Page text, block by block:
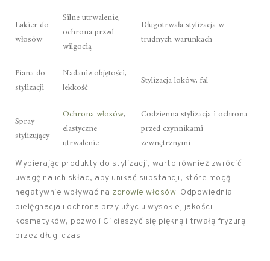
Lakier do
włosów
Silne utrwalenie,
ochrona przed
wilgocią
Długotrwała stylizacja w
trudnych warunkach
Piana do
stylizacji
Nadanie objętości,
lekkość
Stylizacja loków, fal
Spray
stylizujący
Ochrona włosów,
elastyczne
utrwalenie
Codzienna stylizacja i ochrona
przed czynnikami
zewnętrznymi
Wybierając produkty do stylizacji, warto również zwrócić
uwagę na ich skład, aby unikać substancji, które mogą
negatywnie wpływać na zdrowie włosów. Odpowiednia
pielęgnacja i ochrona przy użyciu wysokiej jakości
kosmetyków, pozwoli Ci cieszyć się piękną i trwałą fryzurą
przez długi czas.